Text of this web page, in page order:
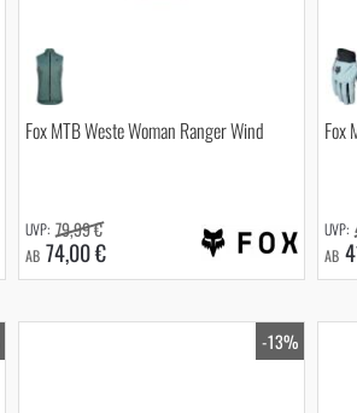
Fox MTB Weste Woman Ranger Wind
AB 74,00 €
79,99 €
Fox
AB
-13%